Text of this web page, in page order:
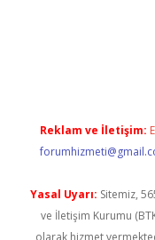
Reklam ve İletişim:
Yasal Uyarı: Sitemiz,
ve İletişim Kurumu
olarak hizmet